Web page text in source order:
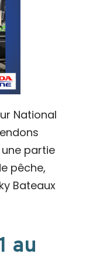
National
partie
pêche,
Bateaux
au